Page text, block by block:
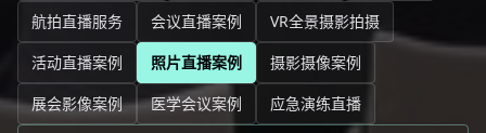
航拍直播服务
会议直播案例
VR全景摄影拍摄
活动直播案例
照片直播案例
摄影摄像案例
展会影像案例
医学会议案例
应急演练直播